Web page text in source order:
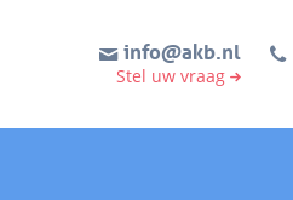
info@akb.nl
Stel uw vraag